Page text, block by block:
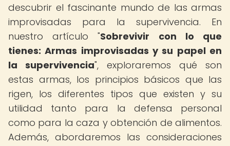
descubrir el fascinante mundo de las armas
improvisadas para la supervivencia. En
nuestro artículo "Sobrevivir con lo que
tienes: Armas improvisadas y su papel en
la supervivencia", exploraremos qué son
estas armas, los principios básicos que las
rigen, los diferentes tipos que existen y su
utilidad tanto para la defensa personal
como para la caza y obtención de alimentos.
Además, abordaremos las consideraciones